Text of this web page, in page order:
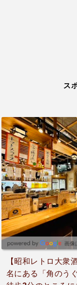
ス
画像
【昭和レトロ大衆
名にある「角のう